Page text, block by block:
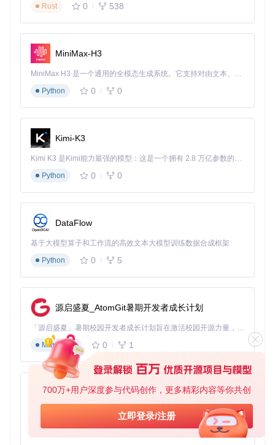
700万+用户深度参与代码创作，更多精彩内容等你共创
立即登录/注册
分钟预测走势，系统自动标记出潜在反转点（242.5元附近）
💡操作指南
1小时）适应不同交易策略，短线交易者常用5分钟周期捕捉日
2.2 指数成分股批量分析
当基金经理需要监控一篮子股票时，如何快速定位潜力标的？
Kronos的批量分析功能支持同时处理300-500只股票，生成包
含预测收益率、波动率和风险等级的综合评分表。以下是系统
对某行业指数成分股的预测结果可视化：
Kronos批量预测结果：上半部分展示收盘价预测（蓝色真实值
股票的预测确定性
应用场景
测收益率+低波动率"的股票组合，构建兼具进攻性与稳定性的
投资组合，回测显示该方法较等权重组合年化收益提升9.2%。
2.3 核心功能模块解析
数据接入层：支持CSV文件导入与实时行情API对接，兼容
雅虎财经、Tushare等主流数据源
特征工程模块：内置120+技术指标计算器，支持自定义特
征函数
模型训练引擎：提供预训练模型加载与增量训练功能，适应
市场环境变化
预测分析模块
：实现单股/批量预测切换，输出可视化报告
与交易信号
：各模块间采用松耦合设计，量化团队可单独替换
特征工程模块或接入自定义风险模型，满足个性化需求。
Rust
0 538
MiniMax-H3
MiniMax H3 是一个通用的全模态生成系统。它支持对由文本、图像、视频和音频组成的多模态上下文进行统一理解，并能生成分辨率高达 2K、时长可达 15 秒的带原生立体声音频的视频。得益于面向任务泛化的系统设计，H3 在预训练阶段就已具备广泛的多模态上下文理解与生成能力，能够出色地执行复杂的多模态指令。
Python
0 0
Kimi-K3
Kimi K3 是Kimi能力最强的模型：这是一个拥有 2.8 万亿参数的混合专家（MoE）模型，具备原生视觉理解能力，并支持 100 万 token 的上下文窗口。
Python
0 0
DataFlow
基于大模型算子和工作流的高效文本大模型训练数据合成框架
Python
0 5
源启盛夏_AtomGit暑期开发者成长计划
「源启盛夏」暑期校园开发者成长计划旨在激活校园开源力量，通过积分激励、认证扶持、资源倾斜等形式，引导高校组织和开发者完成「入驻 — 建项目 — 做贡献 — 获认证 — 得资源」的完整闭环。无论你是想带领社团入驻平台的组织者，还是希望用代码贡献证明自己的开发者，都能在这里找到属于你的成长路径。
Markdown
0 1
py-xiaozhi
基于Python的Xiaozhi AI，适用于想要完整Xiaozhi体验而无需拥有专用硬件的用户。
Python
0 1